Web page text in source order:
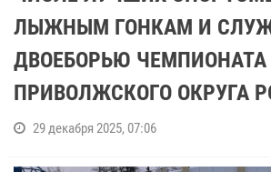
ЛЫЖНЫМ ГОНКАМ И
ДВОЕБОРЬЮ ЧЕМПИОНАТА
ПРИВОЛЖСКОГО ОКРУГА
29 декабря 2025, 07:06